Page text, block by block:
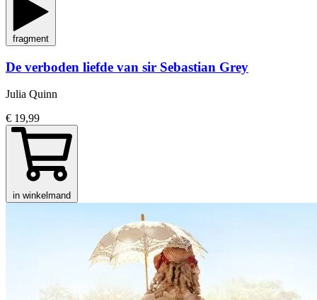
fragment
De verboden liefde van sir Sebastian Grey
Julia Quinn
€ 19,99
in winkelmand